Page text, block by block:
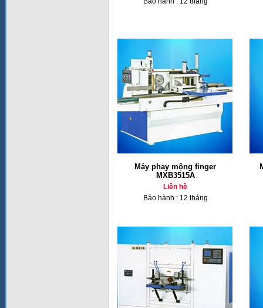
Máy phay mộng finger
MXB3515A
Liên hệ
Bảo hành : 12 tháng